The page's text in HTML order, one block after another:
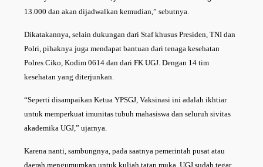
13.000 dan akan dijadwalkan kemudian,” sebutnya.
Dikatakannya, selain dukungan dari Staf khusus Presiden, TNI dan
Polri, pihaknya juga mendapat bantuan dari tenaga kesehatan
Polres Ciko, Kodim 0614 dan dari FK UGJ. Dengan 14 tim
kesehatan yang diterjunkan.
“Seperti disampaikan Ketua YPSGJ, Vaksinasi ini adalah ikhtiar
untuk memperkuat imunitas tubuh mahasiswa dan seluruh sivitas
akademika UGJ,” ujarnya.
Karena nanti, sambungnya, pada saatnya pemerintah pusat atau
daerah mengumumkan untuk kuliah tatap muka, UGJ sudah tegar